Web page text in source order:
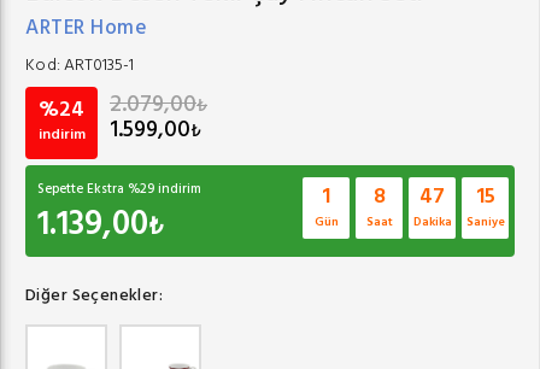
ARTER Home
Kod:ART0135-1
%24
indirim
2.079,00₺
1.599,00₺
Sepette Ekstra %29indirim
1.139,00₺
1
Gün
8
Saat
47
Dakika
15
Saniye
Diğer Seçenekler: